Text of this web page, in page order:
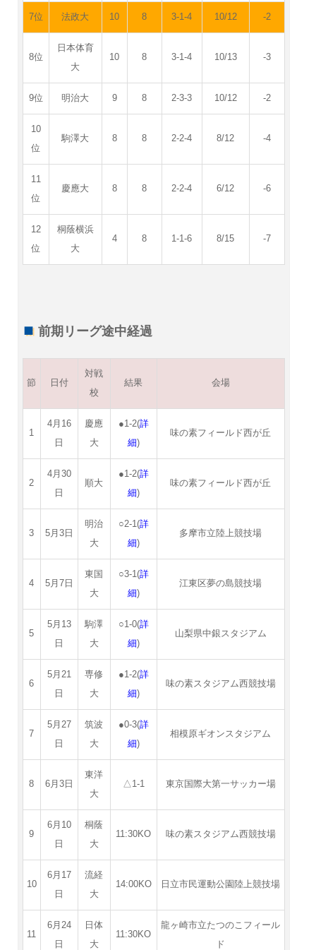
7位 法政大 10 8 3-1-4 10/12 -2
8位
日本体育
大
10 8 3-1-4 10/13 -3
9位 明治大 9 8 2-3-3 10/12 ‐2
10
位
駒澤大 8 8 2-2-4 8/12 -4
11
位
慶應大 8 8 2-2-4 6/12 -6
12
位
桐蔭横浜
大
4 8 1-1-6 8/15 -7
前期リーグ途中経過
節 日付
対戦
校
結果 会場
1
4月16
日
慶應
大
●1-2(詳
細 )
味の素フィールド西が丘
2
4月30
日
順大
●1-2(詳
細 )
味の素フィールド西が丘
3 5月3日
明治
大
○2-1(詳
細 )
多摩市立陸上競技場
4 5月7日
東国
大
○3-1(詳
細 )
江東区夢の島競技場
5
5月13
日
駒澤
大
○1-0(詳
細 )
山梨県中銀スタジアム
6
5月21
日
専修
大
●1-2(詳
細 )
味の素スタジアム西競技場
7
5月27
日
筑波
大
●0-3(詳
細 )
相模原ギオンスタジアム
8 6月3日
東洋
大
△1-1 東京国際大第一サッカー場
9
6月10
日
桐蔭
大
11:30KO 味の素スタジアム西競技場
10
6月17
日
流経
大
14:00KO 日立市民運動公園陸上競技場
11
6月24
日
日体
大
11:30KO
龍ヶ崎市立たつのこフィール
ド